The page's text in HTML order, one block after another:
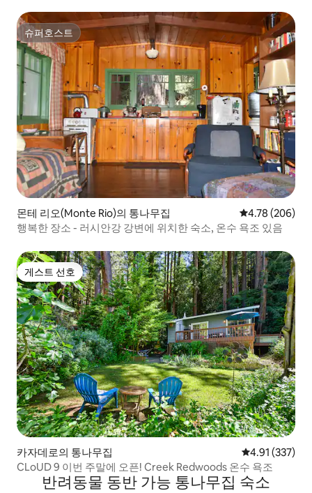
슈퍼호스트
슈퍼호스트
몬테 리오(Monte Rio)의 통나무집 평점 4.78점(5
4.78 (206)
행복한 장소 - 러시안강 강변에 위치한 숙소, 온수 욕조 있음
게스트 선호
게스트 선호
카자데로의 통나무집 평점 4.91점(5
4.91 (337)
CLoUD 9 이번 주말에 오픈! Creek Redwoods 온수 욕조
반려동물 동반 가능 통나무집 숙소